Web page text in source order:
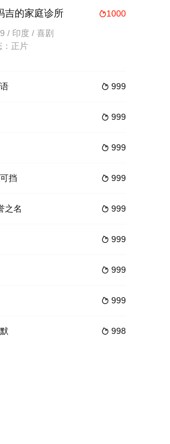
象，她
常，他命令助手四处绑架同性恋者带到私人
嫌太客氣。兩人一個胖、一個魯，成天插科打
1000
吉的家庭诊所
/ 印度 / 喜剧
：正片
 999
 999
 999
 999
挡
 999
之名
 999
 999
 999
 998